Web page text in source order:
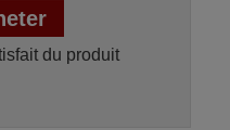
du produit